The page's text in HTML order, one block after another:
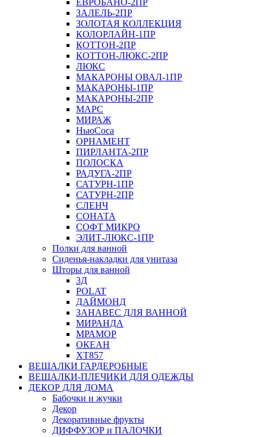
ЕВРОБАНО-2ПР
ЗАЛЕЛЬ-2ПР
ЗОЛОТАЯ КОЛЛЕКЦИЯ
КОЛОРЛАЙН-1ПР
КОТТОН-2ПР
КОТТОН-ЛЮКС-2ПР
ЛЮКС
МАКАРОНЫ ОВАЛ-1ПР
МАКАРОНЫ-1ПР
МАКАРОНЫ-2ПР
МАРС
МИРАЖ
НьюСоса
ОРНАМЕНТ
ПИРЛАНТА-2ПР
ПОЛОСКА
РАДУГА-2ПР
САТУРН-1ПР
САТУРН-2ПР
СЛЕНЧ
СОНАТА
СОФТ МИКРО
ЭЛИТ-ЛЮКС-1ПР
Полки для ванной
Сиденья-накладки для унитаза
Шторы для ванной
3Д
POLAT
ДАЙМОНД
ЗАНАВЕС ДЛЯ ВАННОЙ
МИРАНДА
МРАМОР
ОКЕАН
ХТ857
ВЕШАЛКИ ГАРДЕРОБНЫЕ
ВЕШАЛКИ-ПЛЕЧИКИ ДЛЯ ОДЕЖДЫ
ДЕКОР ДЛЯ ДОМА
Бабочки и жучки
Декор
Декоративные фрукты
ДИФФУЗОР и ПАЛОЧКИ